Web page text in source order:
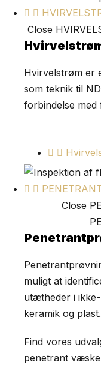
Close
Hvirvelstrøm er
som teknik til
forbindelse med
Close
muligt at
utætheder i
keramik og plast.
Find vores
penetrant